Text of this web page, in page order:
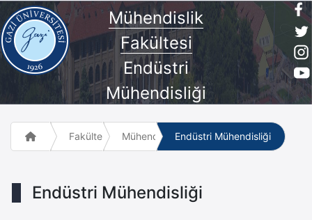
Mühendislik
Fakültesi
Endüstri
Mühendisliği
Fakülte ve Meslek Yüksek Okulları
Mühendislik FakültesiEndüstri Mühendisliği
Endüstri Mühendisliği